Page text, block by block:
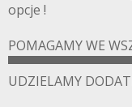
opcje !
POMAGAMY WE
UDZIELAMY